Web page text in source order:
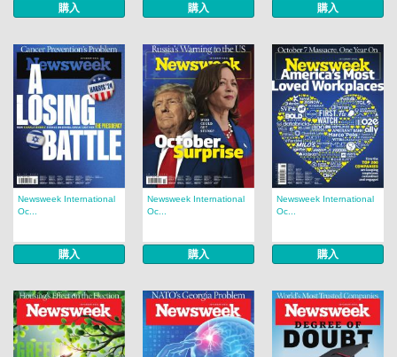
購入 購入 購入
Newsweek International
Oc...
購入
Newsweek International
Oc...
購入
Newsweek International
Oc...
購入